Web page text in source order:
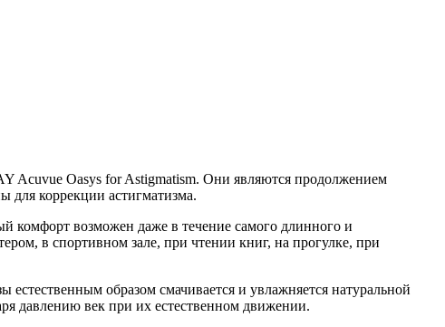
Acuvue Oasys for Astigmatism. Они являются продолжением
для коррекции астигматизма.
комфорт возможен даже в течение самого длинного и
в спортивном зале, при чтении книг, на прогулке, при
образом смачивается и увлажняется натуральной
давлению век при их естественном движении.